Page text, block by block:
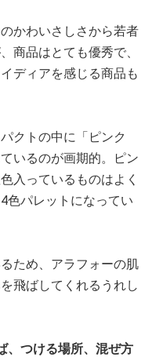
かわいさしさから若者
商品はとても優秀で、
ディアを感じる商品も
クトの中に「ピンク
いるのが画期的。ピン
入っているものはよく
色パレットになってい
ため、アラフォーの肌
飛ばしてくれるうれし
、つける場所、混ぜ方